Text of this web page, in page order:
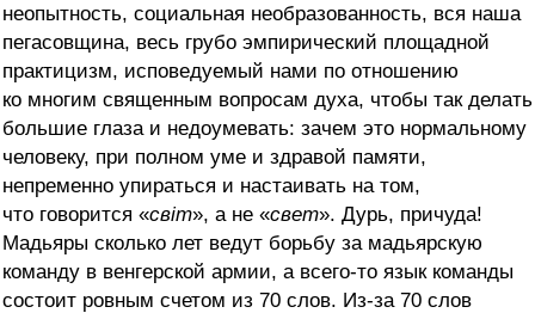
неопытность, социальная необразованность, вся наша
пегасовщина, весь грубо эмпирический площадной
практицизм, исповедуемый нами по отношению
ко многим священным вопросам духа, чтобы так делать
большие глаза и недоумевать: зачем это нормальному
человеку, при полном уме и здравой памяти,
непременно упираться и настаивать на том,
что говорится «свiт», а не «свет». Дурь, причуда!
Мадьяры сколько лет ведут борьбу за мадьярскую
команду в венгерской армии, а всего-то язык команды
состоит ровным счетом из 70 слов. Из-за 70 слов